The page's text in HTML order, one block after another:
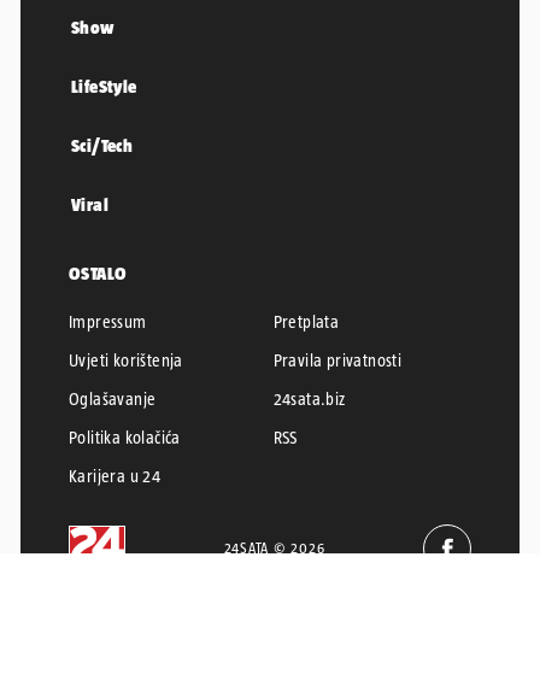
Show
LifeStyle
Sci/Tech
Viral
OSTALO
Impressum
Pretplata
Uvjeti korištenja
Pravila privatnosti
Oglašavanje
24sata.biz
Politika kolačića
RSS
Karijera u 24
24SATA © 2026